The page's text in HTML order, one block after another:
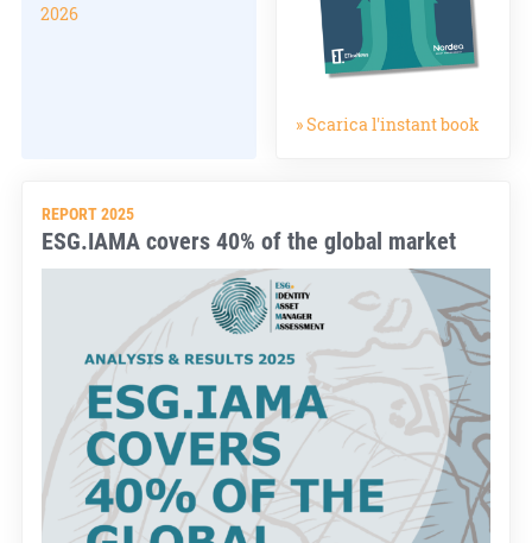
2026
» Scarica l'instant book
REPORT 2025
ESG.IAMA covers 40% of the global market